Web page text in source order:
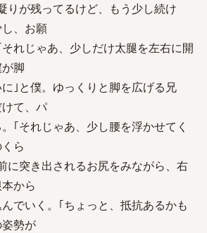
りが残ってるけど、もう少し続け
、お願
れじゃあ、少しだけ太腿を左右に開
脚
｣と僕。ゆっくりと脚を広げる兄
て、パ
｢それじゃあ、少し腰を浮かせてく
ら
に突き出されるお尻をみながら、右
から
でいく。｢ちょっと、抵抗あるかも
勢が